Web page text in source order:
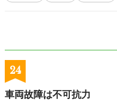
24
車両故障は不可抗力